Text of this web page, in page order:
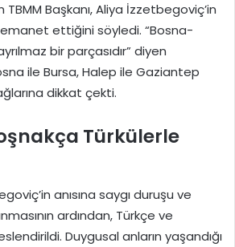
Başkanı, Aliya İzzetbegoviç’in
emanet ettiğini söyledi. “Bosna-
bir parçasıdır” diyen
ile Bursa, Halep ile Gaziantep
dikkat çekti.
Türkülerle
anısına saygı duruşu ve
ardından, Türkçe ve
Duygusal anların yaşandığı